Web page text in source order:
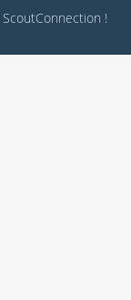
ScoutConnection !